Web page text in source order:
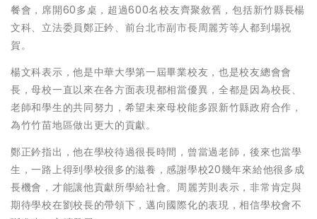
餐會，席開60多桌，超過600名校友齊聚敘舊，包括新竹縣長楊
文科、立法委員鄭正鈐、前台北市副市長周麗芳等人都到場祝
賀。
楊文科表示，他是中華大學第一屆畢業校友，也是校友總會會
長，母校一直以來在各方面表現都相當優異，全都是因為校長、
老師和學生的共同努力，希望未來母校能多跟新竹縣政府合作，
為竹竹苗地區做出更大的貢獻。
鄭正鈐指出，他在學校待過很長時間，曾當過老師，後來也當學
生，一路上得到學校很多的滋養，感謝學校20幾年來給他很多成
長機會，才能讓他貢獻所學給社會。周麗芳則表示，非常肯定與
期待學校在劉校長的帶領下，邁向國際化的表現，相信學校會不